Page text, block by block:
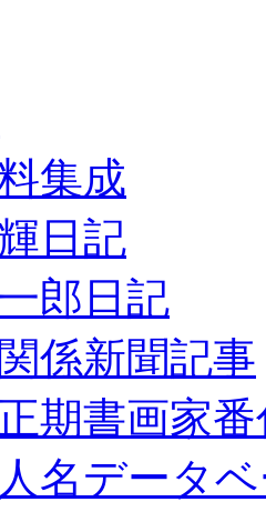
集成
日記
郎日記
係新聞記事
期書画家
名データ